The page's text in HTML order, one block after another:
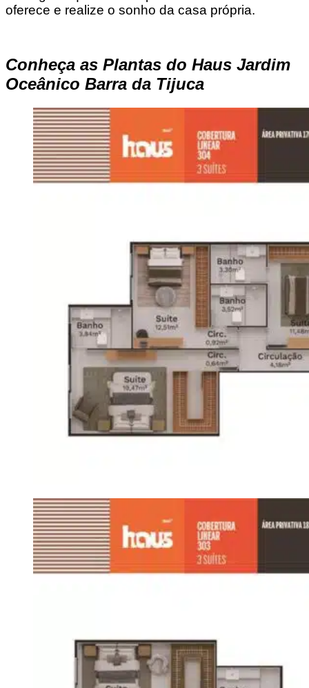
oferece e realize o sonho da casa própria.
Conheça as Plantas do Haus Jardim
Oceânico Barra da Tijuca